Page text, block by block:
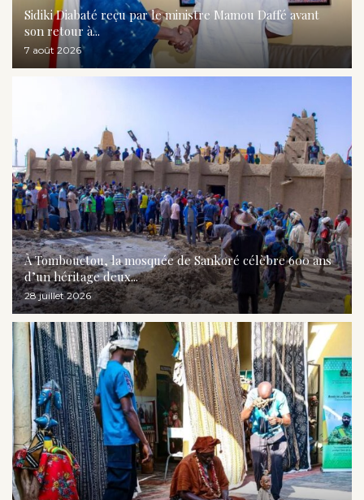
Sidiki Diabaté reçu par le ministre Mamou Daffé avant
son retour à...
7 août 2026
À Tombouctou, la mosquée de Sankoré célèbre 600 ans
d’un héritage deux...
28 juillet 2026